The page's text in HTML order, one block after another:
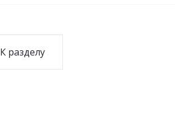
К разделу